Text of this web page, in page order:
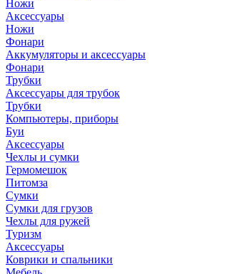
Ножи
Аксессуары
Ножи
Фонари
Аккумуляторы и аксессуары
Фонари
Трубки
Аксессуары для трубок
Трубки
Компьютеры, приборы
Буи
Аксессуары
Чехлы и сумки
Гермомешок
Питомза
Сумки
Сумки для грузов
Чехлы для ружей
Туризм
Аксессуары
Коврики и спальники